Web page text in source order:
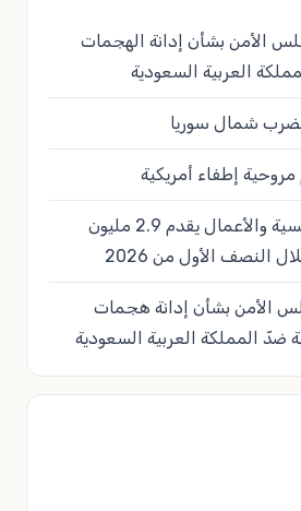
الأمن بشأن إدانة الهجمات
العربية السعودية
إطفاء أمريكية
المركز السعودي للتنافسية والأعمال يقدم 2.9 مليون
النصف الأول من 2026
الأمن بشأن إدانة هجمات
ضدّ المملكة العربية السعودية